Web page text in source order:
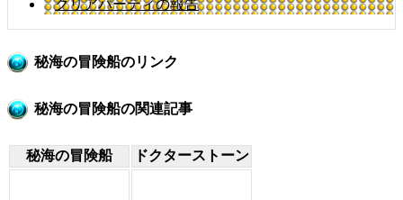
クリアパーティの報告
秘海の冒険船のリンク
秘海の冒険船の関連記事
秘海の冒険船 ドクターストーン